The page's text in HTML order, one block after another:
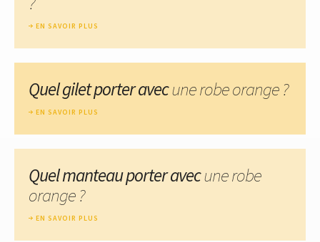
EN SAVOIR PLUS
Quel gilet porter avecune robe orange ?
EN SAVOIR PLUS
Quel manteau porter avecune robe
orange ?
EN SAVOIR PLUS